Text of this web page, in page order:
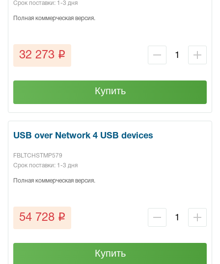
Срок поставки: 1-3 дня
Полная коммерческая версия.
32 273 q
Купить
USB over Network 4 USB devices
FBLTCHSTMP579
Срок поставки: 1-3 дня
Полная коммерческая версия.
54 728 q
Купить